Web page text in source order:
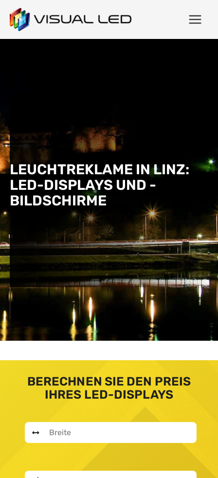
LEUCHTREKLAME IN LINZ:
LED-DISPLAYS UND -
BILDSCHIRME
BERECHNEN SIE DEN PREIS
IHRES LED-DISPLAYS